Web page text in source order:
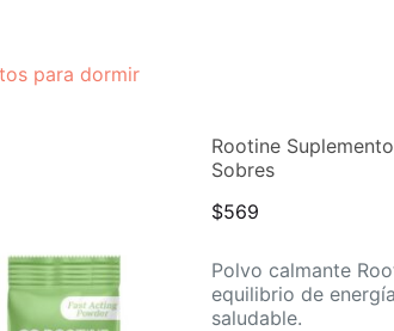
para dormir
Rootine
Sobres
$569
Polvo calmante
equilibrio de
saludable.